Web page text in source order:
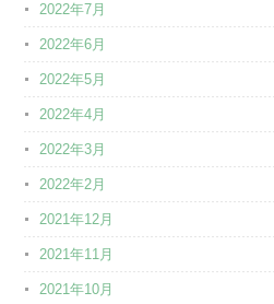
2022年7月
2022年6月
2022年5月
2022年4月
2022年3月
2022年2月
2021年12月
2021年11月
2021年10月